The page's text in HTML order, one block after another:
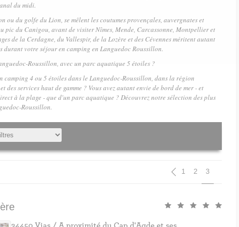
du midi.
ou du golfe du Lion, se mêlent les coutumes provençales, auvergnates et
pic du Canigou, avant de visiter Nîmes, Mende, Carcassonne, Montpellier et
de la Cerdagne, du Vallespir, de la Lozère et des Cévennes méritent autant
durant votre séjour en camping en Languedoc Roussillon.
Roussillon, avec un parc aquatique 5 étoiles ?
camping 4 ou 5 étoiles dans le Languedoc-Roussillon, dans la région
des services haut de gamme ? Vous avez autant envie de bord de mer - et
à la plage - que d'un parc aquatique ? Découvrez notre sélection des plus
Roussillon.
Pagination
Page
1 Page
2 Current
3